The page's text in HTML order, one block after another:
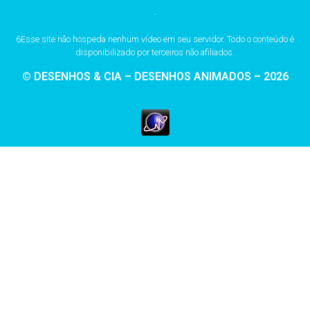
6Esse site não hospeda nenhum vídeo em seu servidor. Todo o conteúdo é
disponibilizado por terceiros não afiliados.
© DESENHOS & CIA – DESENHOS ANIMADOS – 2026